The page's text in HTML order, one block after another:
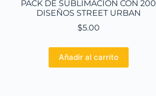
PACK DE SUBLIMACION CON 200
DISEÑOS STREET URBAN
$5.00
Añadir al carrito